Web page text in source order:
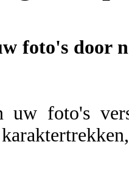
foto's door
foto's